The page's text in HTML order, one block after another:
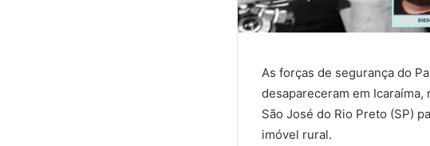
As forças de segurança do
desapareceram em
São José do Rio Preto (SP)
imóvel rural.